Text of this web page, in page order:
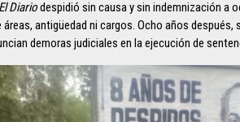
El Diariodespidió sin causa y sin indemnización a
antigüedad ni cargos. Ocho años después,
demoras judiciales en la ejecución de